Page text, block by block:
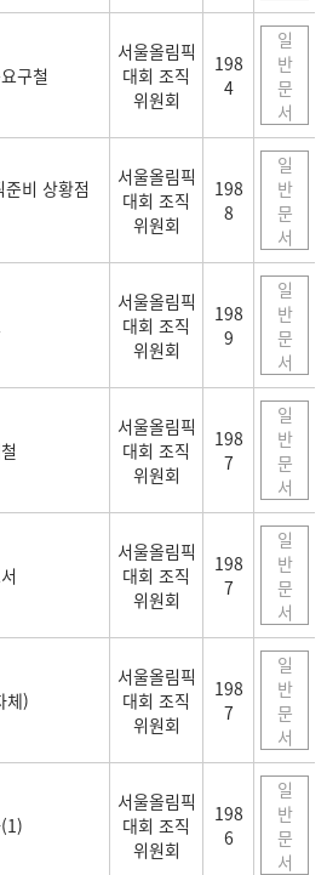
구철
서울올림픽
대회 조직
위원회
198
4
일
반
문
서
비 상황점
서울올림픽
대회 조직
위원회
198
8
일
반
문
서
서울올림픽
대회 조직
위원회
198
9
일
반
문
서
서울올림픽
대회 조직
위원회
198
7
일
반
문
서
서울올림픽
대회 조직
위원회
198
7
일
반
문
서
체)
서울올림픽
대회 조직
위원회
198
7
일
반
문
서
서울올림픽
대회 조직
위원회
198
6
일
반
문
서